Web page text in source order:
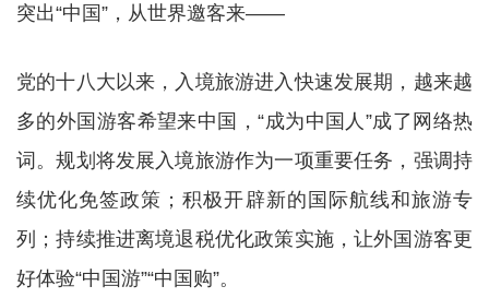
突出“中国”，从世界邀客来——
党的十八大以来，入境旅游进入快速发展期，越来越
多的外国游客希望来中国，“成为中国人”成了网络热
词。规划将发展入境旅游作为一项重要任务，强调持
续优化免签政策；积极开辟新的国际航线和旅游专
列；持续推进离境退税优化政策实施，让外国游客更
好体验“中国游”“中国购”。